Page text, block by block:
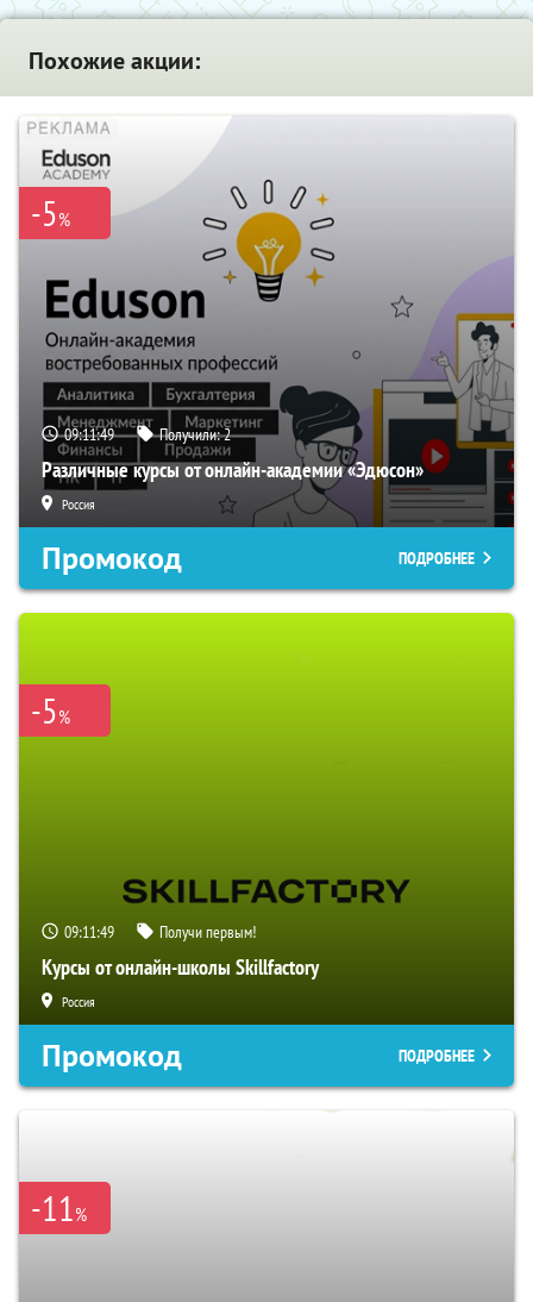
Похожие акции:
-5%
09:11:48 Получили:2
Различные курсы от онлайн-академии «Эдюсон»
Россия
Промокод ПОДРОБНЕЕ
-5%
09:11:48 Получи первым!
Курсы от онлайн-школы Skillfactory
Россия
Промокод ПОДРОБНЕЕ
-11%